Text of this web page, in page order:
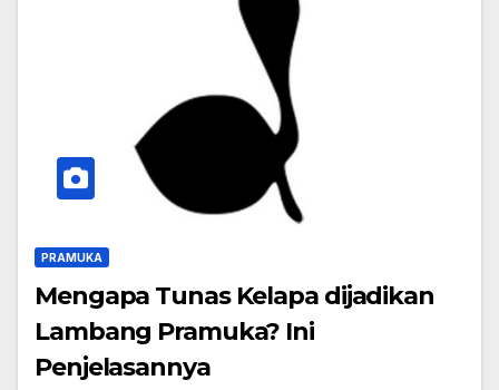
PRAMUKA
Mengapa Tunas Kelapa dijadikan
Lambang Pramuka? Ini
Penjelasannya